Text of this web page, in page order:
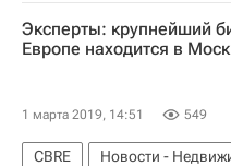
Архитектура
Эксперты: крупнейший
Европе находится в
1 марта 2019, 14:51 549
CBRE Новости -